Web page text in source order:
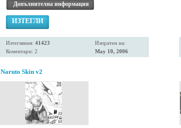
Допълнителна информация
ИЗТЕГЛИ
Изтегляния: 41423
Коментари: 2
Изпратен на:
May 10, 2006
Naruto Skin v2